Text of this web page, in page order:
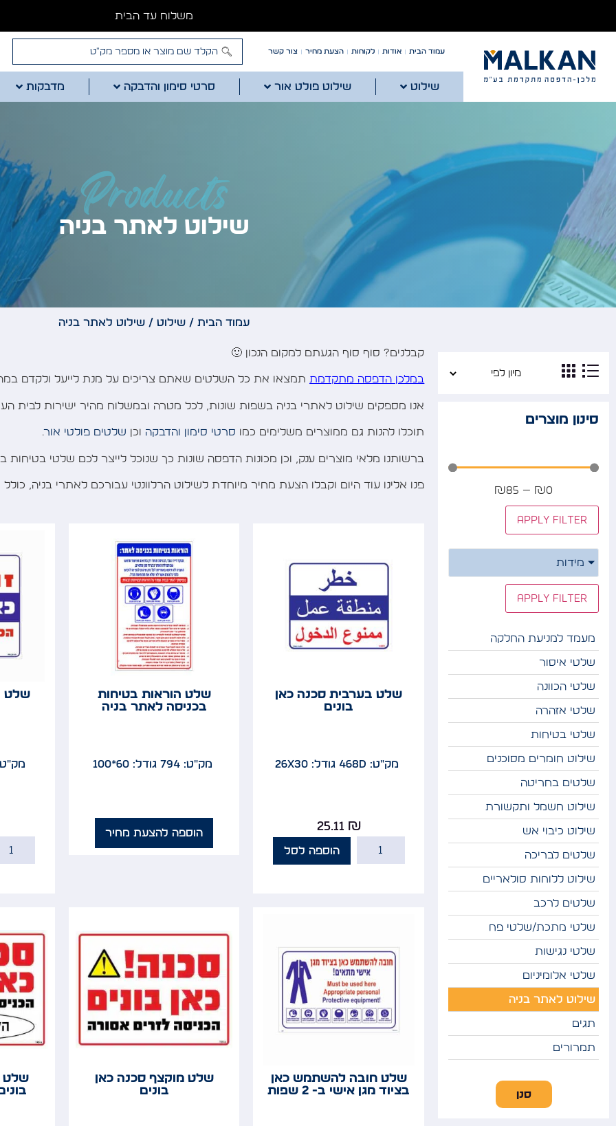
משלוח עד הבית
עמוד הבית אודות לקוחות הצעת מחיר צור קשר
שילוט שילוט פולט אור סרטי סימון והדבקה מדבקות
Products
שילוט לאתר בניה
עמוד הבית / שילוט / שילוט לאתר בניה
סינון מוצרים
₪0
—
₪85
Apply filter
מידות
Apply filter
מעמד למניעת החלקה
שלטי איסור
שלטי הכוונה
שלטי אזהרה
שלטי בטיחות
שילוט חומרים מסוכנים
שלטים בחריטה
שילוט חשמל ותקשורת
שילוט כיבוי אש
שלטים לבריכה
שילוט ללוחות סולאריים
שלטים לרכב
שלטי מתכת/שלטי פח
שלטי נגישות
שלטי אלומיניום
שילוט לאתר בניה
תגים
תמרורים
סנן
קבלנים? סוף סוף הגעתם למקום הנכון 🙂
במלכן הדפסה מתקדמתתמצאו את כל השלטים שאתם צריכים על מנת לייעל ולקדם במהירות
אנו מספקים שילוט לאתרי בניה בשפות שונות, לכל מטרה ובמשלוח מהיר ישירות לבית
תוכלו להנות גם ממוצרים משלימים כמו סרטי סימון והדבקה וכן שלטים פולטי אור.
ברשותנו מלאי מוצרים ענק, וכן מכונות הדפסה שונות כך שנוכל לייצר לכם שלטי
פנו אלינו עוד היום וקבלו הצעת מחיר מיוחדת לשילוט הרלוונטי עבורכם לאתרי בניה,
שלט בערבית סכנה כאן
בונים
מק"ט: 468D גודל: 26x30
25.11 ₪
הוספה לסל
שלט הוראות בטיחות
בכניסה לאתר בניה
מק"ט: 794 גודל: 60*100
הוספה להצעת מחיר
שלט
מק"ט:
שלט חובה להשתמש כאן
בציוד מגן אישי ב- 2 שפות
שלט מוקצף סכנה כאן
בונים
שלט